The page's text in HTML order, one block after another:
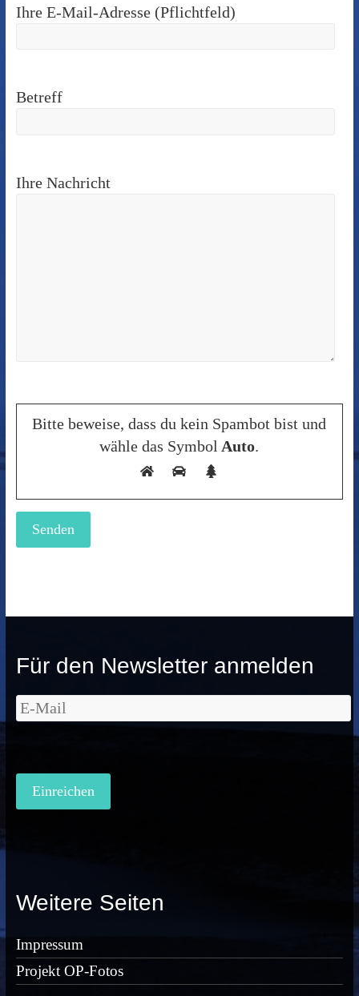
Ihre E-Mail-Adresse (Pflichtfeld)
Betreff
Ihre Nachricht
Bitte beweise, dass du kein Spambot bist und
wähle das Symbol Auto.
Für den Newsletter anmelden
Weitere Seiten
Impressum
Projekt OP-Fotos